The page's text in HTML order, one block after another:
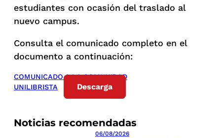
Noticias recomendadas
06/08/2026
estudiantes con ocasión del traslado al
nuevo campus.
Consulta el comunicado completo en el
documento a continuación:
COMUNICADO A LA COMUNIDAD
UNILIBRISTA
Descarga